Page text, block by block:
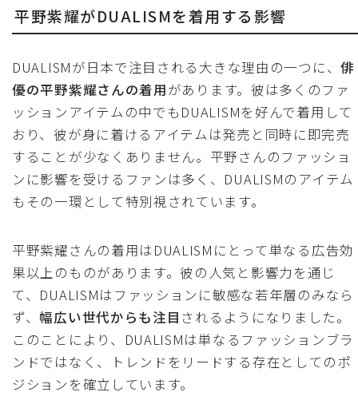
平野紫耀がDUALISMを着用する影響
DUALISMが日本で注目される大きな理由の一つに、俳
優の平野紫耀さんの着用があります。彼は多くのファ
ッションアイテムの中でもDUALISMを好んで着用して
おり、彼が身に着けるアイテムは発売と同時に即完売
することが少なくありません。平野さんのファッショ
ンに影響を受けるファンは多く、DUALISMのアイテム
もその一環として特別視されています。
平野紫耀さんの着用はDUALISMにとって単なる広告効
果以上のものがあります。彼の人気と影響力を通じ
て、DUALISMはファッションに敏感な若年層のみなら
ず、 幅広い世代からも注目 されるようになりました。
このことにより、DUALISMは単なるファッションブラ
ンドではなく、トレンドをリードする存在としてのポ
ジションを確立しています。